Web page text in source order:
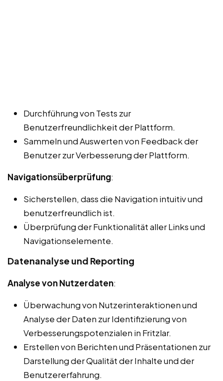
Durchführung von Tests zur
Benutzerfreundlichkeit der Plattform.
Sammeln und Auswerten von Feedback der
Benutzer zur Verbesserung der Plattform.
Navigationsüberprüfung:
Sicherstellen, dass die Navigation intuitiv und
benutzerfreundlich ist.
Überprüfung der Funktionalität aller Links und
Navigationselemente.
Datenanalyse und Reporting
Analyse von Nutzerdaten:
Überwachung von Nutzerinteraktionen und
Analyse der Daten zur Identifizierung von
Verbesserungspotenzialen in Fritzlar.
Erstellen von Berichten und Präsentationen zur
Darstellung der Qualität der Inhalte und der
Benutzererfahrung.